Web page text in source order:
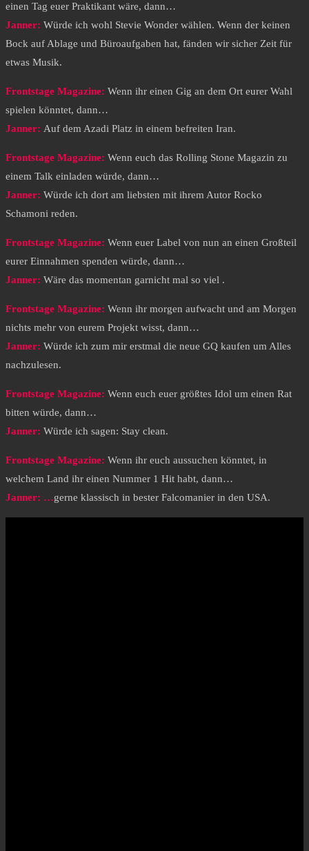
einen Tag euer Praktikant wäre, dann…
Janner: Würde ich wohl Stevie Wonder wählen. Wenn der keinen
Bock auf Ablage und Büroaufgaben hat, fänden wir sicher Zeit für
etwas Musik.
Frontstage Magazine: Wenn ihr einen Gig an dem Ort eurer Wahl
spielen könntet, dann…
Janner: Auf dem Azadi Platz in einem befreiten Iran.
Frontstage Magazine: Wenn euch das Rolling Stone Magazin zu
einem Talk einladen würde, dann…
Janner: Würde ich dort am liebsten mit ihrem Autor Rocko
Schamoni reden.
Frontstage Magazine: Wenn euer Label von nun an einen Großteil
eurer Einnahmen spenden würde, dann…
Janner: Wäre das momentan garnicht mal so viel .
Frontstage Magazine: Wenn ihr morgen aufwacht und am Morgen
nichts mehr von eurem Projekt wisst, dann…
Janner: Würde ich zum mir erstmal die neue GQ kaufen um Alles
nachzulesen.
Frontstage Magazine: Wenn euch euer größtes Idol um einen Rat
bitten würde, dann…
Janner: Würde ich sagen: Stay clean.
Frontstage Magazine: Wenn ihr euch aussuchen könntet, in
welchem Land ihr einen Nummer 1 Hit habt, dann…
Janner: …gerne klassisch in bester Falcomanier in den USA.